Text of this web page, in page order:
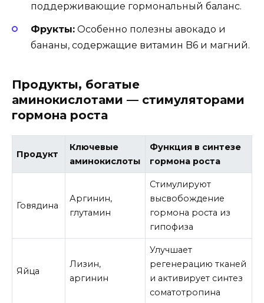
поддерживающие гормональный баланс.
Фрукты: Особенно полезны авокадо и
бананы, содержащие витамин B6 и магний.
Продукты, богатые
аминокислотами — стимуляторами
гормона роста
Продукт
Ключевые
аминокислоты
Функция в синтезе
гормона роста
Говядина
Аргинин,
глутамин
Стимулируют
высвобождение
гормона роста из
гипофиза
Яйца
Лизин,
аргинин
Улучшает
регенерацию тканей
и активирует синтез
соматотропина